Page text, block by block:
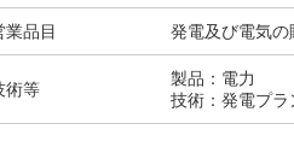
業品目 発電及び電気の
術等
製品：電力
技術：発電プ